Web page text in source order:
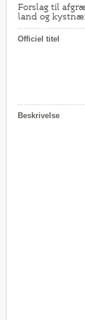
Forslag til
land og
Officiel titel
Beskrivelse